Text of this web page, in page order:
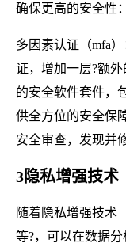
确保更高的安全性：
多因素认证（mfa
证，增加一层?额
的安全软件套件，
供全方位的安全保
安全审查，发现并
3隐私增强技术
随着隐私增强技术
等?，可以在数据分